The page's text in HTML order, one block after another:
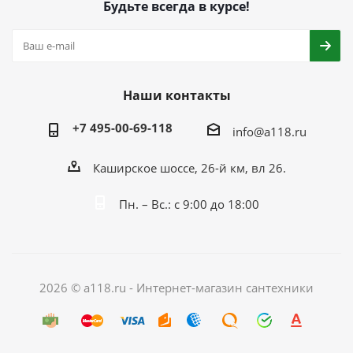
Будьте всегда в курсе!
Наши контакты
+7 495-00-69-118 info@a118.ru
Каширское шоссе, 26-й км, вл 26.
Пн. – Вс.: с 9:00 до 18:00
2026 © a118.ru - Интернет-магазин сантехники